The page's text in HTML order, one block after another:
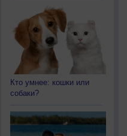
Кто умнее: кошки или
собаки?